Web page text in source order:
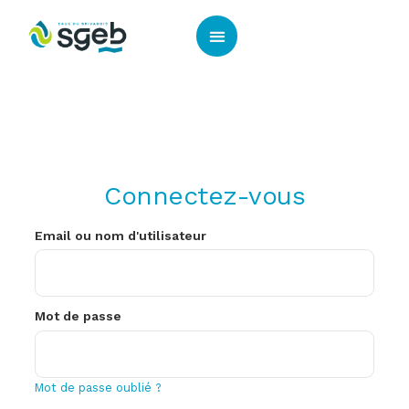
Connectez-vous
Email ou nom d'utilisateur
Mot de passe
Mot de passe oublié ?